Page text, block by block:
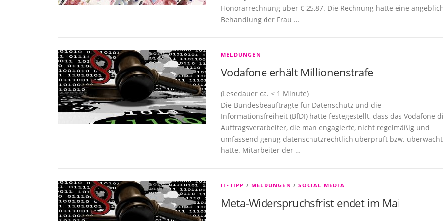
Honorarrechnung über € 25,87. Die Rechnung hatte eine
Behandlung der Frau …
MELDUNGEN
Vodafone erhält Millionenstrafe
(Lesedauer ca. < 1 Minute)
Die Bundesbeauftragte für Datenschutz und die
Informationsfreiheit (BfDI) hatte festegestellt, dass das Vodafone
Auftragsverarbeiter, die man engagierte, nicht regelmäßig und
umfassend genug datenschutzrechtlich überprüft bzw. überwacht
hatte. Mitarbeiter der …
IT-TIPP / MELDUNGEN /SOCIAL MEDIA
Meta-Widerspruchsfrist endet im Mai